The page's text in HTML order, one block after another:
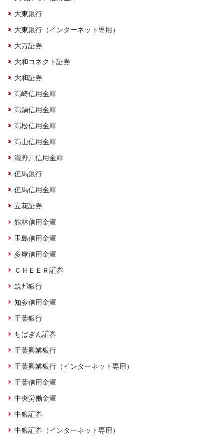
大東銀行
大東銀行（インターネット専用）
大万証券
大和コネクト証券
大和証券
高崎信用金庫
高鍋信用金庫
高松信用金庫
高山信用金庫
瀧野川信用金庫
但馬銀行
但馬信用金庫
立花証券
館林信用金庫
玉島信用金庫
多摩信用金庫
ＣＨＥＥＲ証券
筑邦銀行
知多信用金庫
千葉銀行
ちばぎん証券
千葉興業銀行
千葉興業銀行（インターネット専用）
千葉信用金庫
中央労働金庫
中銀証券
中銀証券（インターネット専用）